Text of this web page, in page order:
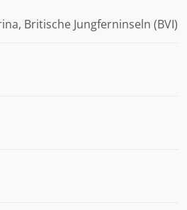
Britische Jungferninseln (BVI)